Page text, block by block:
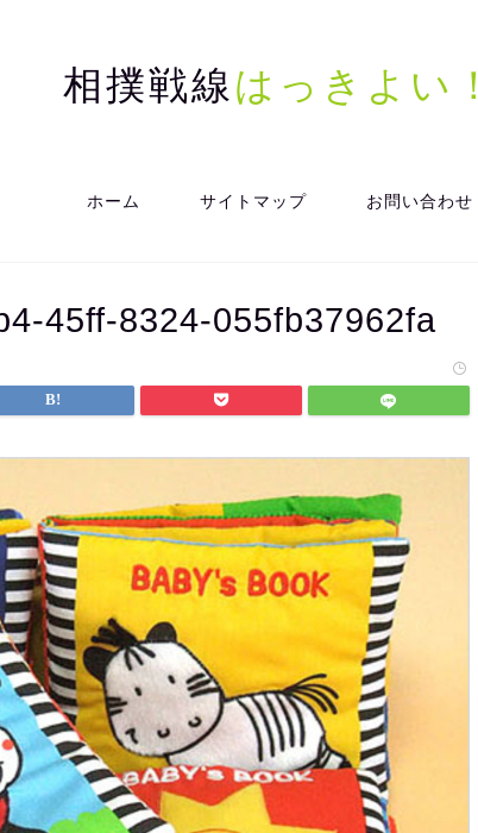
相撲戦線はっきよい！
ホーム サイトマップ お問い合わせ
45ff-8324-055fb37962fa